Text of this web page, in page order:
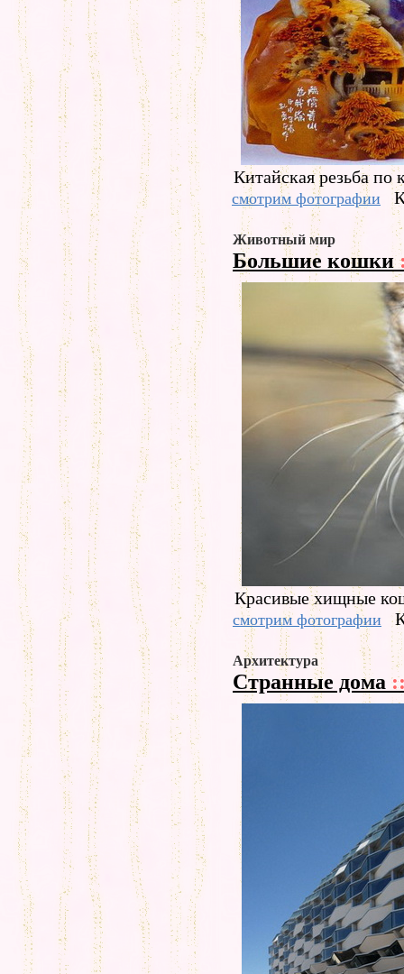
Китайская резьба по
смотрим фотографии
Животный мир
Большие кошки
Красивые хищные
смотрим фотографии
Архитектура
Странные дома